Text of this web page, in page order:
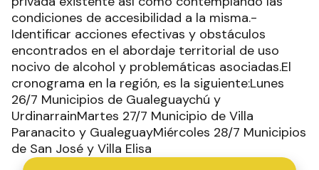
condiciones de accesibilidad a la misma.-
Identificar acciones efectivas y obstáculos
encontrados en el abordaje territorial de uso
nocivo de alcohol y problemáticas asociadas.El
cronograma en la región, es la siguiente:Lunes
26/7 Municipios de Gualeguaychú y
UrdinarrainMartes 27/7 Municipio de Villa
Paranacito y GualeguayMiércoles 28/7 Municipios
de San José y Villa Elisa